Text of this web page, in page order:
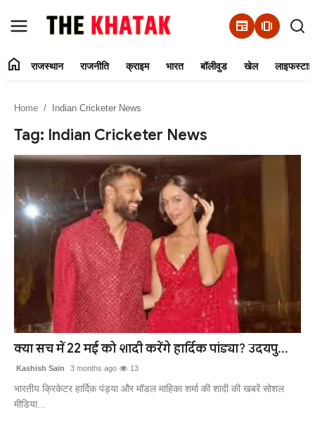
newspaper amp_stories
Contact Us
राजस्थान
राजनीति
क्राइम
बॉलीवुड
खेल
लाइफस्टाइल
अंतर्राष्ट्रीय
home राजस्थान राजनीति क्राइम भारत बॉलीवुड खेल
Home Indian Cricketer News
Tag: Indian Cricketer News
क्या सच में 22 मई को शादी करेंगे हार्दिक पांड्या? उदयपु...
Kashish Sain 3 months ago 13
भारतीय क्रिकेटर हार्दिक पंड्या और मॉडल माहिका शर्मा की शादी की खबरें सोशल
मीडिया...